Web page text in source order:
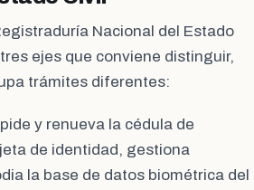
Nacional del Estado
ejes que conviene distinguir,
trámites diferentes:
y renueva la cédula de
de identidad, gestiona
la base de datos biométrica del